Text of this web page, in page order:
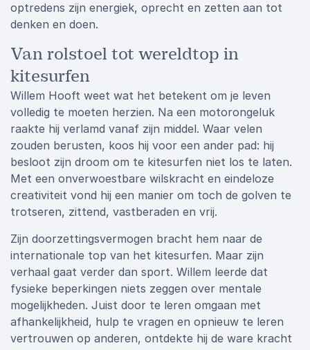
optredens zijn energiek, oprecht en zetten aan tot
denken en doen.
Van rolstoel tot wereldtop in
kitesurfen
Willem Hooft weet wat het betekent om je leven
volledig te moeten herzien. Na een motorongeluk
raakte hij verlamd vanaf zijn middel. Waar velen
zouden berusten, koos hij voor een ander pad: hij
besloot zijn droom om te kitesurfen niet los te laten.
Met een onverwoestbare wilskracht en eindeloze
creativiteit vond hij een manier om toch de golven te
trotseren, zittend, vastberaden en vrij.
Zijn doorzettingsvermogen bracht hem naar de
internationale top van het kitesurfen. Maar zijn
verhaal gaat verder dan sport. Willem leerde dat
fysieke beperkingen niets zeggen over mentale
mogelijkheden. Juist door te leren omgaan met
afhankelijkheid, hulp te vragen en opnieuw te leren
vertrouwen op anderen, ontdekte hij de ware kracht